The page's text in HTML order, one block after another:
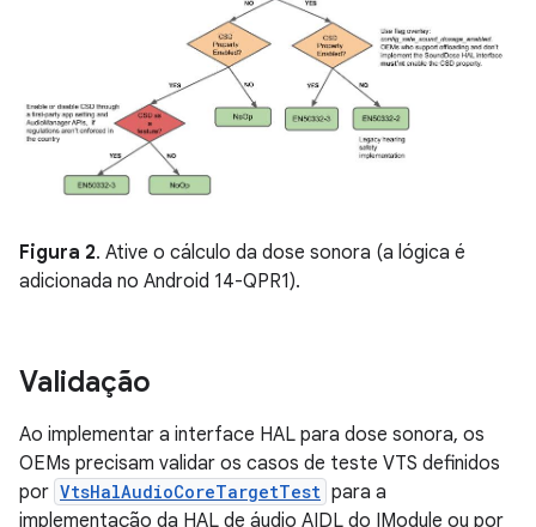
Figura 2. Ative o cálculo da dose sonora (a lógica é
adicionada no Android 14-QPR1).
Validação
Ao implementar a interface HAL para dose sonora, os
OEMs precisam validar os casos de teste VTS definidos
por VtsHalAudioCoreTargetTest para a
implementação da HAL de áudio AIDL do IModule ou por